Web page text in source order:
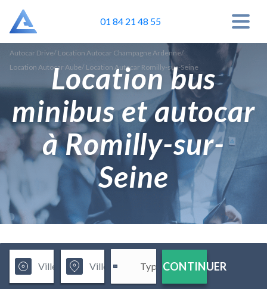
01 84 21 48 55
Autocar Drive/ Location Autocar Champagne Ardenne/
Location Autocar Aube/ Location Autocar Romilly-sur-Seine
Location bus
minibus et autocar
à Romilly-sur-
Seine
CONTINUER